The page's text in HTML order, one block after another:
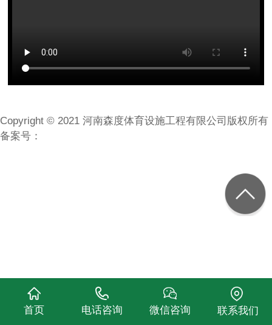
Copyright © 2021 河南森度体育设施工程有限公司版权所有
备案号：
首页 电话咨询 微信咨询 联系我们